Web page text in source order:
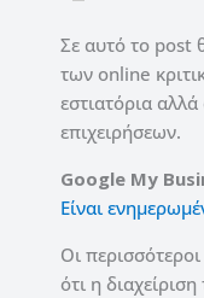
Σε αυτό το post
των online
εστιατόρια
επιχειρήσεων.
Google My
Είναι
Οι
ότι η